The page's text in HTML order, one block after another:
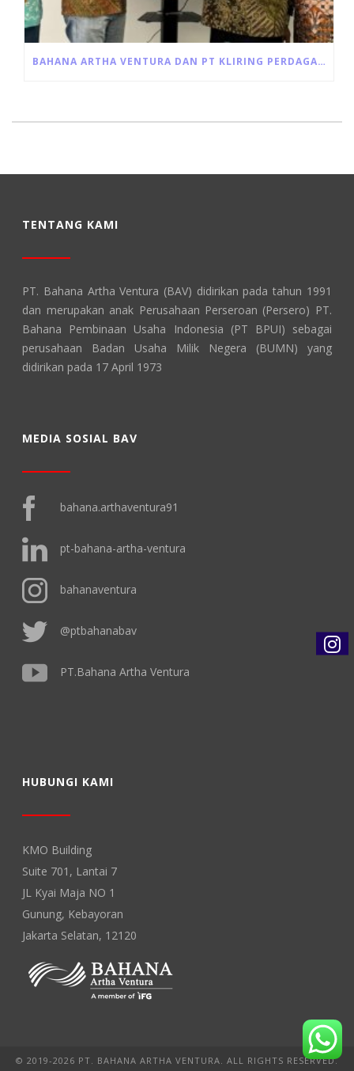
BAHANA ARTHA VENTURA DAN PT KLIRING PERDAGANGAN BERJANGKA INDONESIA JALIN KERJA SAMA PEMANFAATAN JASA LAYANAN RESI GUDANG
TENTANG KAMI
PT. Bahana Artha Ventura (BAV) didirikan pada tahun 1991
dan merupakan anak Perusahaan Perseroan (Persero) PT.
Bahana Pembinaan Usaha Indonesia (PT BPUI) sebagai
perusahaan Badan Usaha Milik Negera (BUMN) yang
didirikan pada 17 April 1973
MEDIA SOSIAL BAV
bahana.arthaventura91
pt-bahana-artha-ventura
bahanaventura
@ptbahanabav
PT.Bahana Artha Ventura
HUBUNGI KAMI
KMO Building
Suite 701, Lantai 7
JL Kyai Maja NO 1
Gunung, Kebayoran
Jakarta Selatan, 12120
© 2019-2026 PT. BAHANA ARTHA VENTURA. ALL RIGHTS RESERVED.